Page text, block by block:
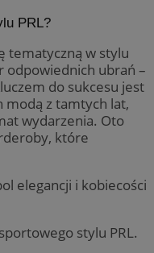
PRL?
tematyczną w stylu
odpowiednich ubrań –
do sukcesu jest
z tamtych lat,
wydarzenia. Oto
które
elegancji i kobiecości
stylu PRL.